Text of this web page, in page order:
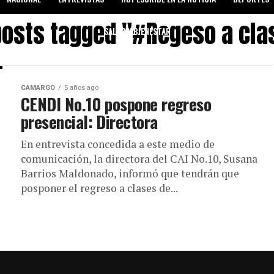
SALUD Y BIENESTAR
tagged "#Regeso a
CAMARGO 5 años ago
CENDI No.10 pospone regreso
presencial: Directora
En entrevista concedida a este medio de
comunicación, la directora del CAI No.10, Susana
Barrios Maldonado, informó que tendrán que
posponer el regreso a clases de...